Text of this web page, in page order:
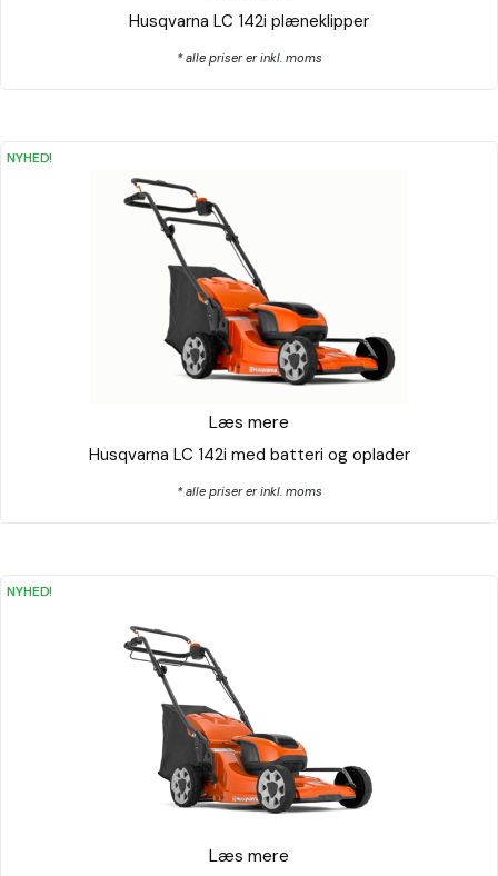
Husqvarna LC 142i plæneklipper
* alle priser er inkl. moms
Husqvarna LC 142i med batteri og oplader
Læs mere
NYHED!
* alle priser er inkl. moms
Læs mere
NYHED!